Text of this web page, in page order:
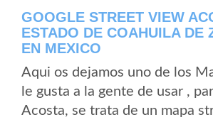
GOOGLE STREET VIEW
ESTADO DE COAHUILA DE
EN MEXICO
Aqui os dejamos uno de los
le gusta a la gente de usar ,
Acosta, se trata de un mapa